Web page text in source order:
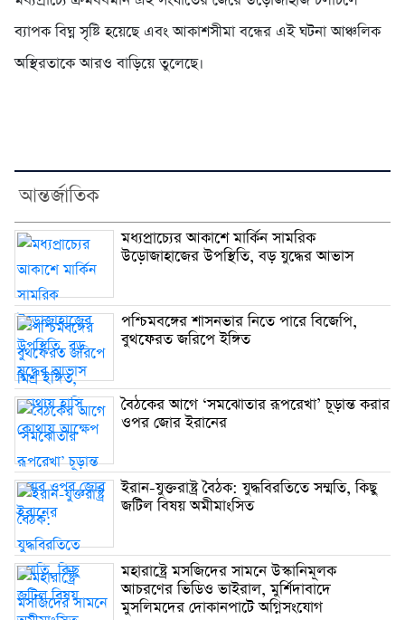
ব্যাপক বিঘ্ন সৃষ্টি হয়েছে এবং আকাশসীমা বন্ধের এই ঘটনা আঞ্চলিক
অস্থিরতাকে আরও বাড়িয়ে তুলেছে।
আন্তর্জাতিক
মধ্যপ্রাচ্যের আকাশে মার্কিন সামরিক
উড়োজাহাজের উপস্থিতি, বড় যুদ্ধের আভাস
পশ্চিমবঙ্গের শাসনভার নিতে পারে বিজেপি,
বুথফেরত জরিপে ইঙ্গিত
বৈঠকের আগে ‘সমঝোতার রূপরেখা’ চূড়ান্ত করার
ওপর জোর ইরানের
ইরান-যুক্তরাষ্ট্র বৈঠক: যুদ্ধবিরতিতে সম্মতি, কিছু
জটিল বিষয় অমীমাংসিত
মহারাষ্ট্রে মসজিদের সামনে উস্কানিমূলক
আচরণের ভিডিও ভাইরাল, মুর্শিদাবাদে
মুসলিমদের দোকানপাটে অগ্নিসংযোগ